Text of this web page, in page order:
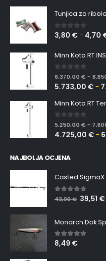
Tunjica za
0 out of 5
3,80 € – 4,70
Minn Kota RT
0 out of 5
6.370,00€–
5.733,00 € –
Minn Kota RT
0 out of 5
5.250,00€–
4.725,00 € –
NAJBOLJA OCJENA
Casted
5.00out of 5
43,90€ 39,51 €
Monarch Dok
5.00 out of 5
8,49 €